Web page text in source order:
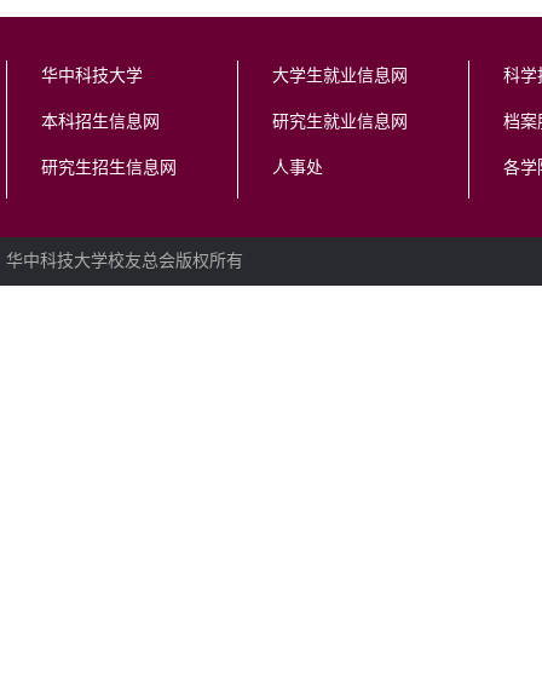
华中科技大学
本科招生信息网
研究生招生信息网
大学生就业信息网
研究生就业信息网
人事处
科学
档案
各学
华中科技大学校友总会版权所有